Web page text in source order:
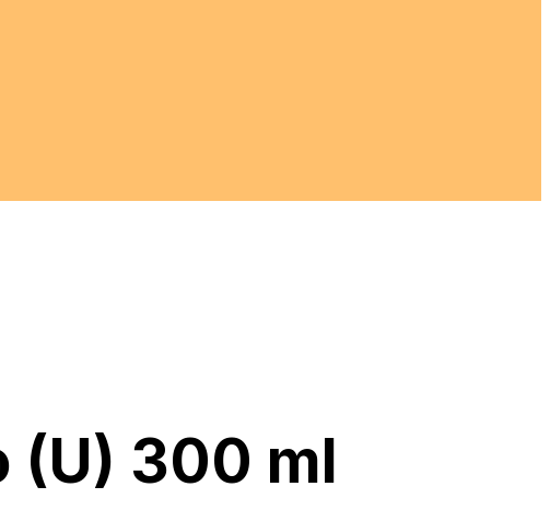
(U) 300 ml